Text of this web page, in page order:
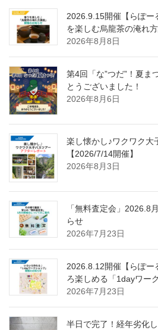
2026.9.15開催【らぽー
を楽しむ烏龍茶の淹れ方
2026年8月8日
第4回「な”つだ”！夏ま
とうございました！
2026年8月6日
楽し懐かし♪ワクワク大
【2026/7/14開催】
2026年8月3日
「無料査定会」2026.8
らせ
2026年7月23日
2026.8.12開催【らぽー
ろ楽しめる「1dayワー
2026年7月23日
半日で完了！経年劣化